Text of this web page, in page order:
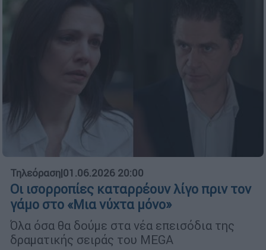
Τηλεόραση|01.06.2026 20:00
Οι ισορροπίες καταρρέουν λίγο πριν τον
γάμο στο «Μια νύχτα μόνο»
Όλα όσα θα δούμε στα νέα επεισόδια της
δραματικής σειράς του MEGA